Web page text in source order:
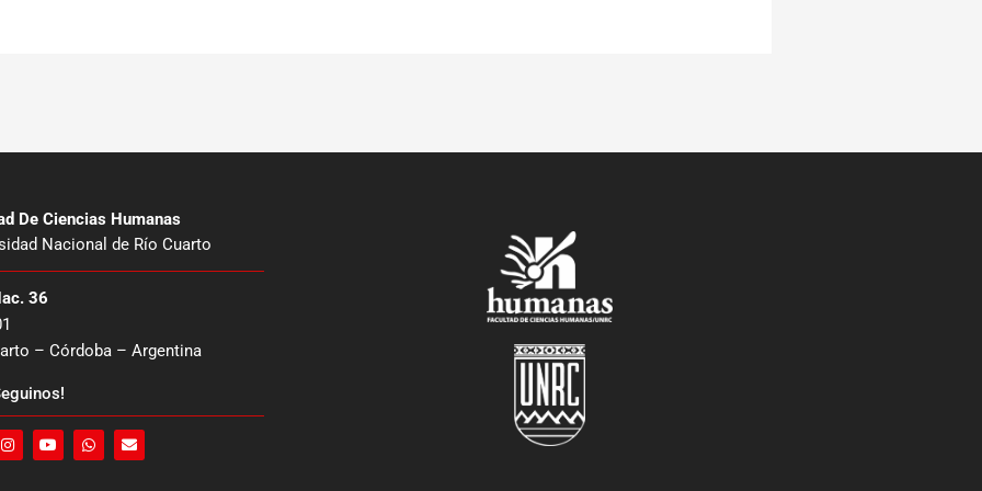
De Ciencias Humanas
Nacional de Río Cuarto
36
– Córdoba – Argentina
I
n
Y
o
W
h
E
n